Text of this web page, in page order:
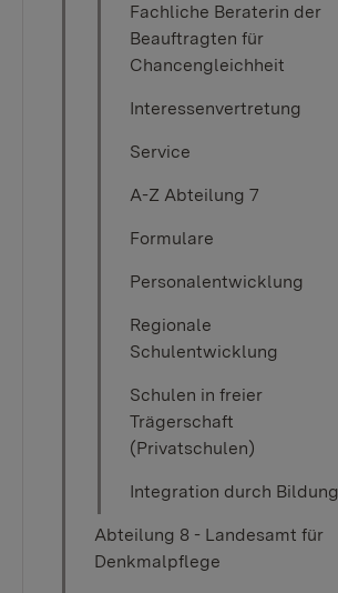
Fachliche Beraterin der
Beauftragten für
Chancengleichheit
Interessenvertretung
Service
A-Z Abteilung 7
Formulare
Personalentwicklung
Regionale
Schulentwicklung
Schulen in freier
Trägerschaft
(Privatschulen)
Integration durch Bildung
Abteilung 8 - Landesamt für
Denkmalpflege